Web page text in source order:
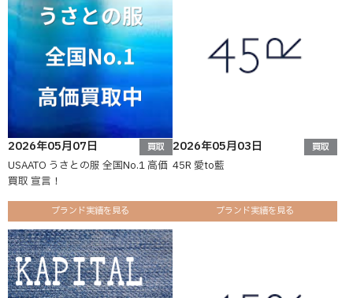
2026年05月07日 買取
USAATO うさとの服 全国No.1 高価
買取 宣言！
ブランド実績を見る
2026年05月03日 買取
45R 愛to藍
ブランド実績を見る